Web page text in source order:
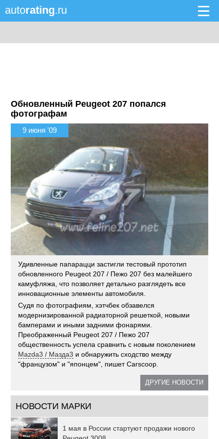
autorating.ru
Обновленный Peugeot 207 попался
фотографам
9 июня '09
Удивленные папарацци застигли тестовый прототип
обновленного Peugeot 207 / Пежо 207 без малейшего
камуфляжа, что позволяет детально разглядеть все
инновационные элементы автомобиля.
Судя по фотографиям, хэтчбек обзавелся
модернизированной радиаторной решеткой, новыми
бамперами и иными задними фонарями.
Преображенный Peugeot 207 / Пежо 207
общественность успела сравнить с новым поколением
Mazda3 / Мазда3 и обнаружить сходство между
"французом" и "японцем", пишет Carscoop.
ДРУГИЕ НОВОСТИ
НОВОСТИ МАРКИ
1 мая в России стартуют продажи нового